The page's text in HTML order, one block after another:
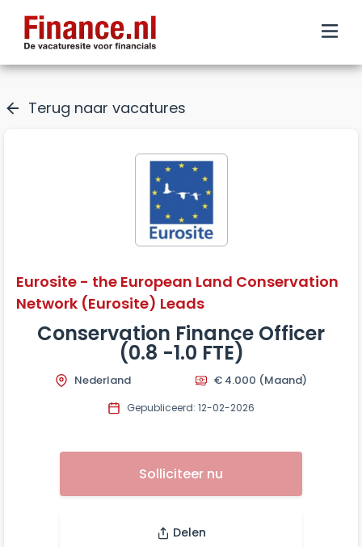
Terug naar vacatures
Eurosite - the European Land Conservation
Network (Eurosite) Leads
Conservation Finance Officer
(0.8 -1.0 FTE)
Nederland € 4.000 (Maand)
Gepubliceerd: 12-02-2026
Solliciteer nu
Delen